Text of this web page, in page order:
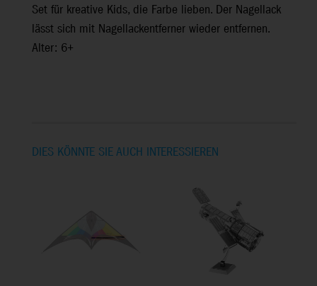
Set für kreative Kids, die Farbe lieben. Der Nagellack
lässt sich mit Nagellackentferner wieder entfernen.
Alter: 6+
DIES KÖNNTE SIE AUCH INTERESSIEREN